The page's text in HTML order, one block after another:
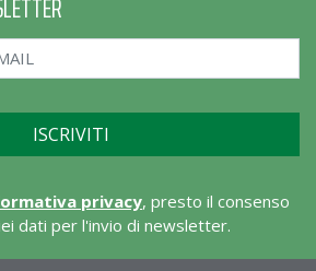
privacy, presto il consenso
dati per l'invio di newsletter.